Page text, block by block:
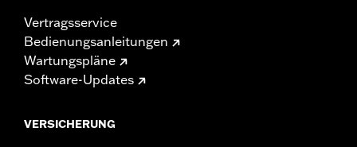
Vertragsservice
Bedienungsanleitungen
Wartungspläne
Software-Updates
VERSICHERUNG